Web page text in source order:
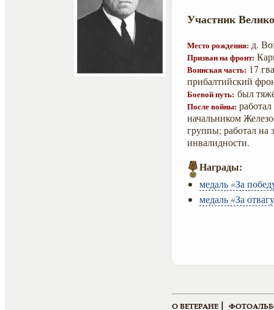
Участник
Место рождения: д.
Призван на фронт:
Воинская часть: 17
прибалтийский
Боевой путь: был
После войны:
начальником
группы; работал на
инвалидности.
Награды:
медаль «За
медаль «За
О ВЕТЕРАНЕ |